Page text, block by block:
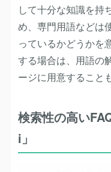
して十分な知識を持
め、専門用語などは
っているかどうかを
する場合は、用語の
ージに用意すること
検索性の高い
i」